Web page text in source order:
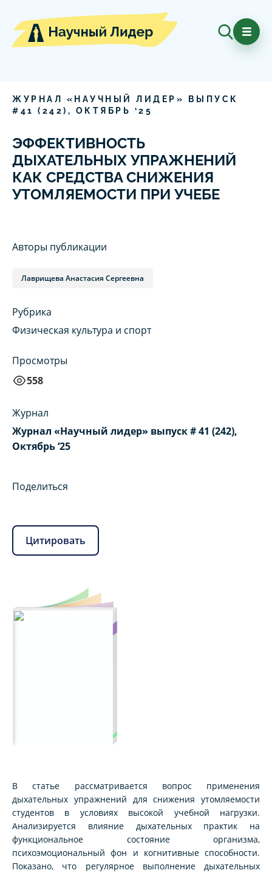
ЖУРНАЛ «НАУЧНЫЙ ЛИДЕР» ВЫПУСК
# 41 ( 242), ОКТЯБРЬ ‘25
ЭФФЕКТИВНОСТЬ
ДЫХАТЕЛЬНЫХ УПРАЖНЕНИЙ
КАК СРЕДСТВА СНИЖЕНИЯ
УТОМЛЯЕМОСТИ ПРИ УЧЕБЕ
Авторы публикации
Лаврищева Анастасия Сергеевна
Рубрика
Физическая культура и спорт
Просмотры
558
Журнал
Журнал «Научный лидер» выпуск # 41 (242),
Октябрь ‘25
Поделиться
Цитировать
В статье рассматривается вопрос применения
дыхательных упражнений для снижения утомляемости
студентов в условиях высокой учебной нагрузки.
Анализируется влияние дыхательных практик на
функциональное состояние организма,
психоэмоциональный фон и когнитивные способности.
Показано, что регулярное выполнение дыхательных